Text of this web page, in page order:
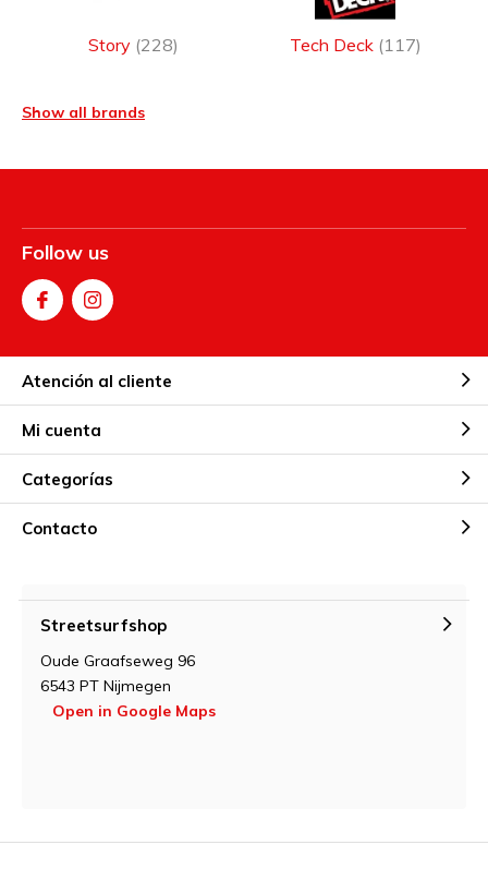
Story (228) Tech Deck (117)
Show all brands
Follow us
Atención al cliente
Mi cuenta
Categorías
Contacto
Streetsurfshop
Oude Graafseweg 96
6543 PT Nijmegen
Open in Google Maps